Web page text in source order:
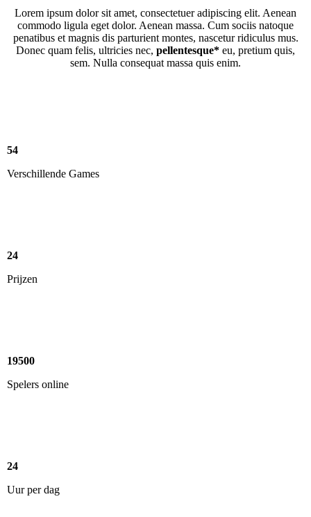
Lorem ipsum dolor sit amet, consectetuer adipiscing elit. Aenean
commodo ligula eget dolor. Aenean massa. Cum sociis natoque
penatibus et magnis dis parturient montes, nascetur ridiculus mus.
Donec quam felis, ultricies nec, pellentesque* eu, pretium quis,
sem. Nulla consequat massa quis enim.
54
Verschillende Games
24
Prijzen
19500
Spelers online
24
Uur per dag